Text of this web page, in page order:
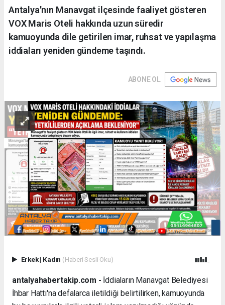
Antalya'nın Manavgat ilçesinde faaliyet gösteren
VOX Maris Oteli hakkında uzun süredir
kamuoyunda dile getirilen imar, ruhsat ve yapılaşma
iddiaları yeniden gündeme taşındı.
ABONE OL
Erkek| Kadın (Haberi Sesli Oku)
antalyahabertakip.com - İddiaların Manavgat Belediyesi
İhbar Hattı'na defalarca iletildiği belirtilirken, kamuoyunda